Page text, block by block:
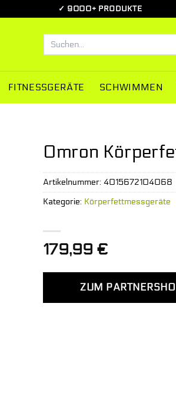
✓ 9000+ PRODUKTE
Suchen
FITNESSGERÄTE SCHWIMMEN
Omron
179,99 €
ZUM
Artikelnummer: 4015672104068
Kategorie: Körperfettmessgeräte